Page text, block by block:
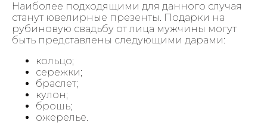
Наиболее подходящими для данного случая
станут ювелирные презенты. Подарки на
рубиновую свадьбу от лица мужчины могут
быть представлены следующими дарами:
кольцо;
сережки;
браслет;
кулон;
брошь;
ожерелье.